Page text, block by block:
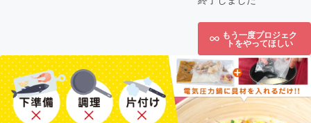
もう一度プロジェク
トをやってほしい